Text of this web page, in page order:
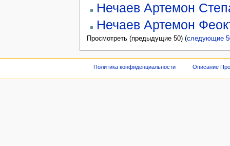
Нечаев Артемон
Нечаев Артемон
Просмотреть (предыдущие 50) (следующие
Политика конфиденциальности Описание